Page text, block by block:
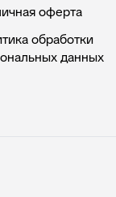
оферта
обработки
данных